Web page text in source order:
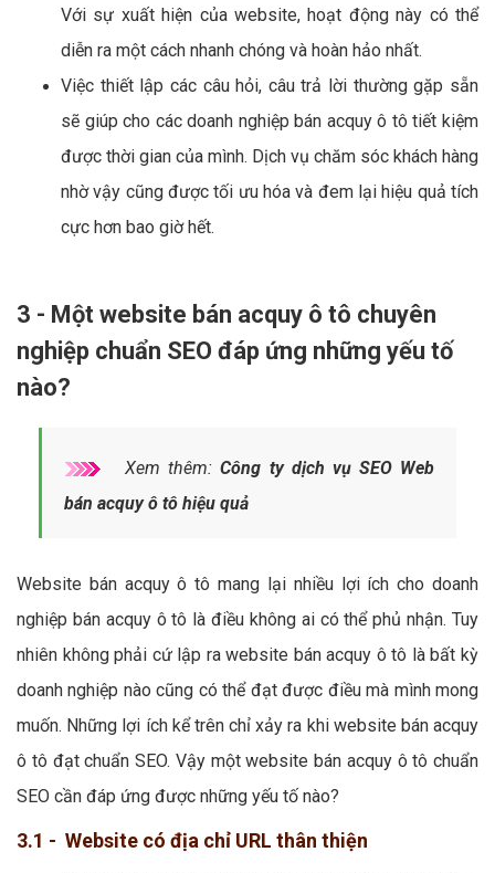
Với sự xuất hiện của website, hoạt động này có thể
diễn ra một cách nhanh chóng và hoàn hảo nhất.
Việc thiết lập các câu hỏi, câu trả lời thường gặp sẵn
sẽ giúp cho các doanh nghiệp bán acquy ô tô tiết kiệm
được thời gian của mình. Dịch vụ chăm sóc khách hàng
nhờ vậy cũng được tối ưu hóa và đem lại hiệu quả tích
cực hơn bao giờ hết.
3 - Một website bán acquy ô tô chuyên
nghiệp chuẩn SEO đáp ứng những yếu tố
nào?
Xem thêm:Công ty dịch vụ SEO Web
bán acquy ô tô hiệu quả
Website bán acquy ô tô mang lại nhiều lợi ích cho doanh
nghiệp bán acquy ô tô là điều không ai có thể phủ nhận. Tuy
nhiên không phải cứ lập ra website bán acquy ô tô là bất kỳ
doanh nghiệp nào cũng có thể đạt được điều mà mình mong
muốn. Những lợi ích kể trên chỉ xảy ra khi website bán acquy
ô tô đạt chuẩn SEO. Vậy một website bán acquy ô tô chuẩn
SEO cần đáp ứng được những yếu tố nào?
3.1 - Website có địa chỉ URL thân thiện